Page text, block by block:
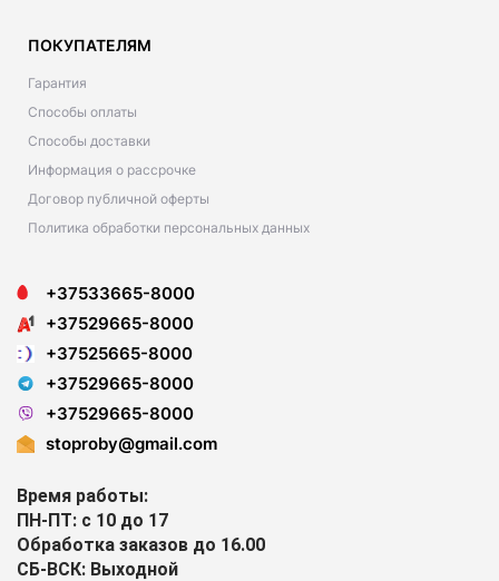
ПОКУПАТЕЛЯМ
Гарантия
Способы оплаты
Способы доставки
Информация о рассрочке
Договор публичной оферты
Политика обработки персональных данных
+37533665-8000
+37529665-8000
+37525665-8000
+37529665-8000
+37529665-8000
stoproby@gmail.com
Время работы:
ПН-ПТ: с 10 до 17
Обработка заказов до 16.00
СБ-ВСК: Выходной